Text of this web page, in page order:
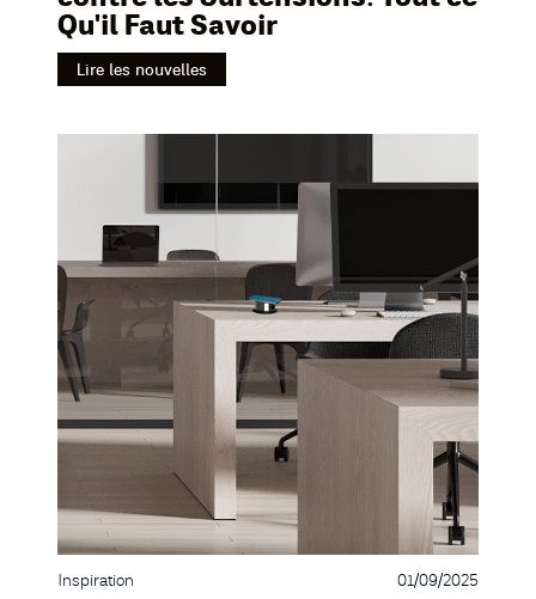
Qu'il Faut Savoir
Lire les nouvelles
Inspiration 01/09/2025